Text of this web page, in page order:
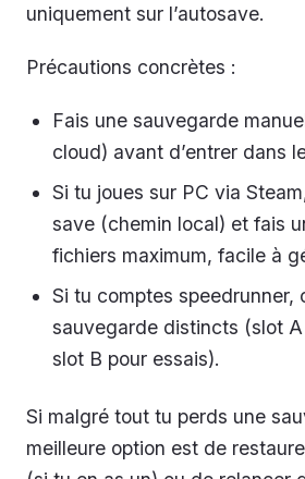
uniquement sur l’autosave.
Précautions concrètes :
Fais une sauvegarde
cloud) avant d’entrer dans
Si tu joues sur PC via
save (chemin local) et fais
fichiers maximum, facile à
Si tu comptes speedrunner,
sauvegarde distincts (slot
slot B pour essais).
Si malgré tout tu perds une
meilleure option est de